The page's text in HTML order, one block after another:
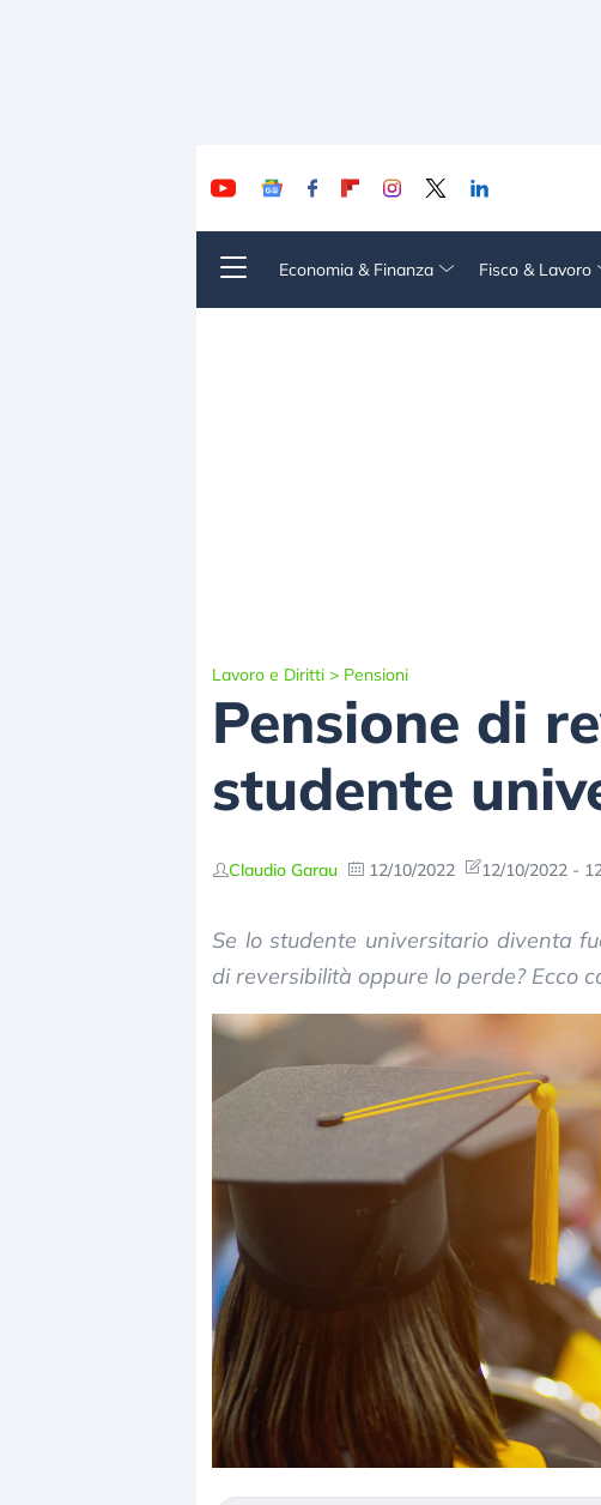
Economia & Finanza Fisco & Lavoro
Lavoro e Diritti > Pensioni
Pensione di
studente
Claudio Garau 12/10/2022 12/10/2022 -
Se lo studente universitario diventa
di reversibilità oppure lo perde? Ecco
Dalle valutazioni estreme
correzione. Cosa sta
repricing degli asset?